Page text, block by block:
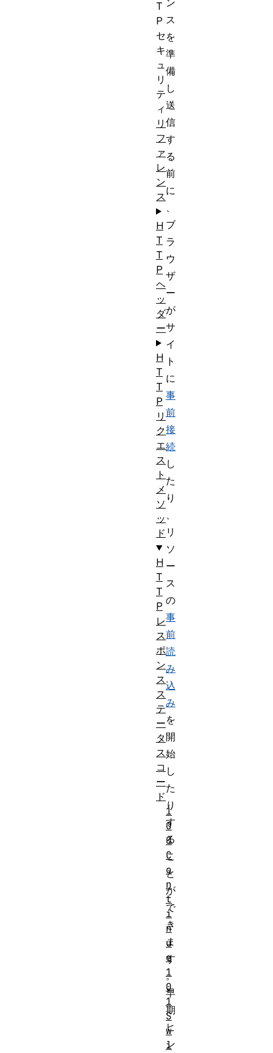
ス
を
準
備
し
送
信
す
る
前
に
ブ
ラ
ウ
ザ
ー
が
サ
イ
ト
に
事
前
接
続
し
た
り
リ
ソ
ー
ス
の
事
前
読
み
込
み
を
開
始
し
た
り
す
る
こ
と
が
で
き
ま
す
。
早
期
ヒ
ン
T
P
セ
キ
ュ
リ
テ
ィ
リ
フ
ァ
レ
ン
ス
H
T
T
P
ヘ
ッ
ダ
ー
H
T
T
P
リ
ク
エ
ス
ト
メ
ソ
ッ
ド
H
T
T
P
レ
ス
ポ
ン
ス
ス
テ
ー
タ
ス
コ
ー
ド
1
0
0
C
o
n
t
i
n
u
e
1
0
1
S
w
i